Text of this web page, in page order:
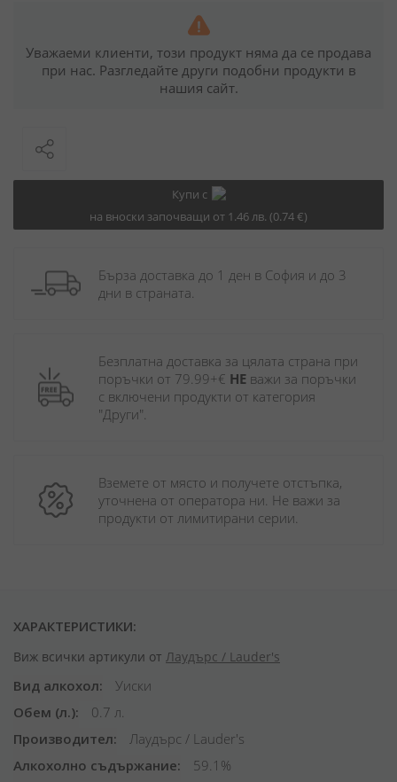
Уважаеми клиенти, този продукт няма да се продава
при нас. Разгледайте други подобни продукти в
нашия сайт.
Купи с
на вноски започващи от 1.46 лв. (0.74 €)
Бърза доставка до 1 ден в София и до 3
дни в страната.
Безплатна доставка за цялата страна при
поръчки от 79.99+€ НЕ важи за поръчки
с включени продукти от категория
"Други".
Вземете от място и получете отстъпка,
уточнена от оператора ни. Не важи за
продукти от лимитирани серии.
ХАРАКТЕРИСТИКИ:
Виж всички артикули от Лаудърс / Lauder's
Вид алкохол
Уиски
Обем (л.)
0.7 л.
Производител
Лаудърс / Lauder's
Алкохолно съдържание
59.1%